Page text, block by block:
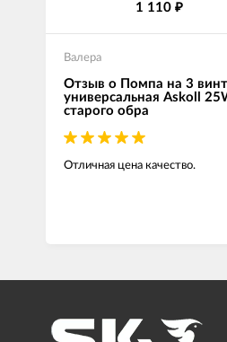
1 110 ₽
Валера
Отзыв о Помпа на 3
универсальная Askoll
старого обра
Отличная цена качество.